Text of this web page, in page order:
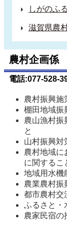
しがのふ
滋賀県農
農村企画係
電話:077-528-
農村振興施
棚田地域振
農山漁村振
と
山村振興対
農村地域に
に関するこ
地域用水機
農業農村振
都市農村交
ふるさと・
農家民宿の